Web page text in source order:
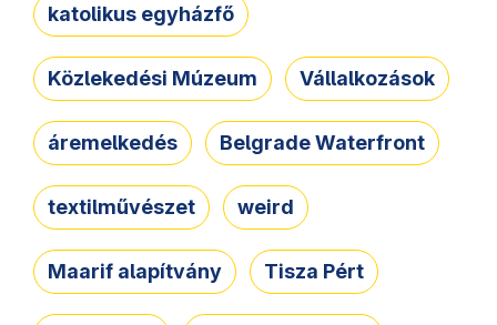
katolikus egyházfő
Közlekedési Múzeum Vállalkozások
áremelkedés Belgrade Waterfront
textilművészet weird
Maarif alapítvány Tisza Pért